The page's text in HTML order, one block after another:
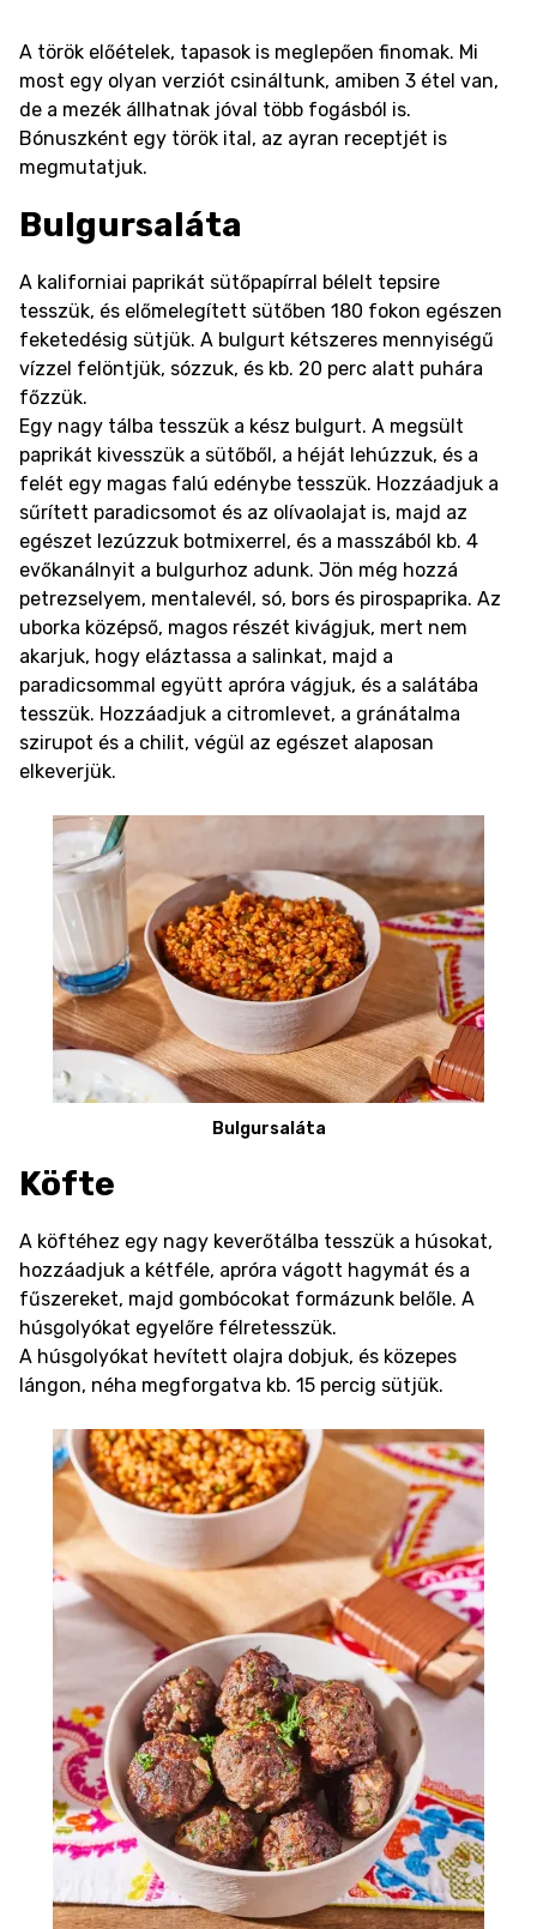
A török előételek, tapasok is meglepően finomak. Mi
most egy olyan verziót csináltunk, amiben 3 étel van,
de a mezék állhatnak jóval több fogásból is.
Bónuszként egy török ital, az ayran receptjét is
megmutatjuk.
Bulgursaláta
A kaliforniai paprikát sütőpapírral bélelt tepsire
tesszük, és előmelegített sütőben 180 fokon egészen
feketedésig sütjük. A bulgurt kétszeres mennyiségű
vízzel felöntjük, sózzuk, és kb. 20 perc alatt puhára
főzzük.
Egy nagy tálba tesszük a kész bulgurt. A megsült
paprikát kivesszük a sütőből, a héját lehúzzuk, és a
felét egy magas falú edénybe tesszük. Hozzáadjuk a
sűrített paradicsomot és az olívaolajat is, majd az
egészet lezúzzuk botmixerrel, és a masszából kb. 4
evőkanálnyit a bulgurhoz adunk. Jön még hozzá
petrezselyem, mentalevél, só, bors és pirospaprika. Az
uborka középső, magos részét kivágjuk, mert nem
akarjuk, hogy eláztassa a salinkat, majd a
paradicsommal együtt apróra vágjuk, és a salátába
tesszük. Hozzáadjuk a citromlevet, a gránátalma
szirupot és a chilit, végül az egészet alaposan
elkeverjük.
Bulgursaláta
Köfte
A köftéhez egy nagy keverőtálba tesszük a húsokat,
hozzáadjuk a kétféle, apróra vágott hagymát és a
fűszereket, majd gombócokat formázunk belőle. A
húsgolyókat egyelőre félretesszük.
A húsgolyókat hevített olajra dobjuk, és közepes
lángon, néha megforgatva kb. 15 percig sütjük.